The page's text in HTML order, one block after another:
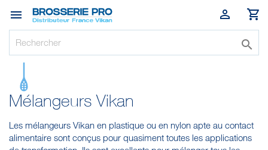
 


Mélangeurs Vikan
Les mélangeurs Vikan en plastique ou en nylon apte au contact
alimentaire sont conçus pour quasiment toutes les applications